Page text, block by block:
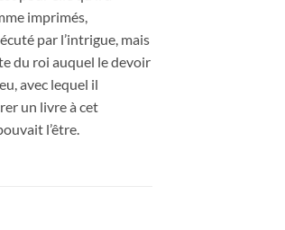
imprimés,
par l’intrigue, mais
du roi auquel le devoir
avec lequel il
un livre à cet
l’être.